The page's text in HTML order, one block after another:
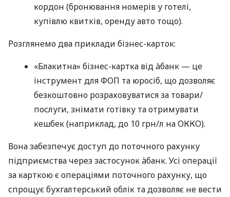
кордон (бронювання номерів у готелі,
купівлю квитків, оренду авто тощо).
Розглянемо два приклади бізнес-карток:
«Блакитна» бізнес-картка від àбанк — це
інструмент для ФОП та юросіб, що дозволяє
безкоштовно розраховуватися за товари/
послуги, знімати готівку та отримувати
кешбек (наприклад, до 10 грн/л на ОККО).
Вона забезпечує доступ до поточного рахунку
підприємства через застосунок àбанк. Усі операції
за карткою є операціями поточного рахунку, що
спрощує бухгалтерський облік та дозволяє не вести